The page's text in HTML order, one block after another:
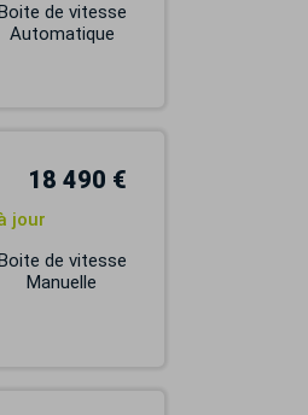
de vitesse
Automatique
18 490 €
jour
de vitesse
Manuelle